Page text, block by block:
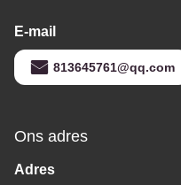
E-mail
813645761@qq.com
Ons adres
Adres